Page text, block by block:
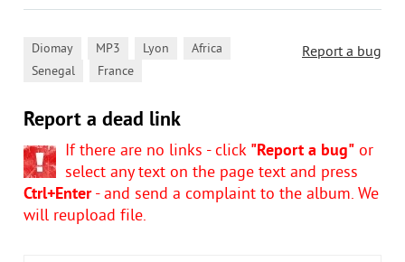
Report a bug
Diomay MP3 Lyon Africa
Senegal France
Report a dead link
If there are no links - click "Report a bug" or
select any text on the page text and press
Ctrl+Enter- and send a complaint to the album. We
will reupload file.